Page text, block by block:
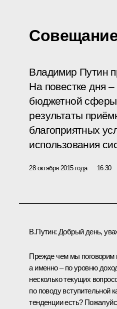
Владимир Путин
На повестке дня
бюджетной
результаты
благоприятных
использования
28 октября 2015 года 16:30
В.Путин: Добрый день,
Прежде чем мы поговорим
а именно – по уровню
несколько текущих
по поводу вступительной
тенденции есть?